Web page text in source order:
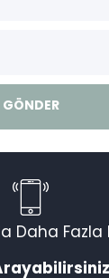
Daha